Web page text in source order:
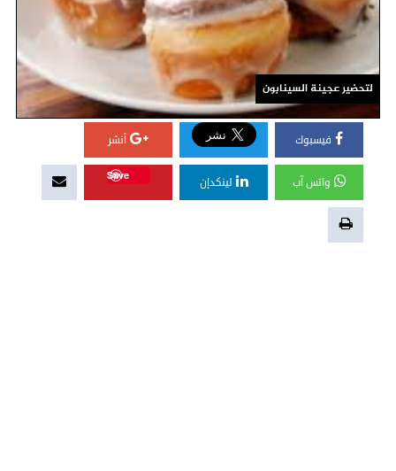
لتحضير عجينة السينابون
فيسبوك أنشر
واتس آب لينكدإن
Save